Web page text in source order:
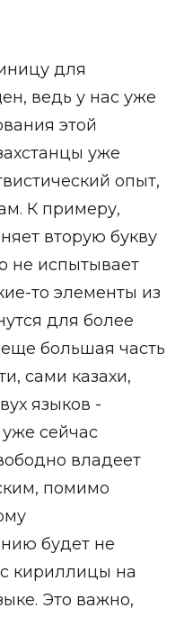
для
ведь у нас уже
этой
уже
опыт,
К примеру,
вторую букву
не испытывает
то элементы из
для более
большая часть
сами казахи,
языков -
уже сейчас
владеет
помимо
будет не
кириллицы на
Это важно,